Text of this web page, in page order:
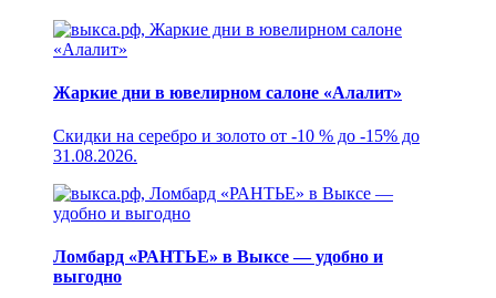
Жаркие дни в ювелирном салоне «Алалит»
Скидки на серебро и золото от -10 % до -15% до
31.08.2026.
Ломбард «РАНТЬЕ» в Выксе — удобно и
выгодно